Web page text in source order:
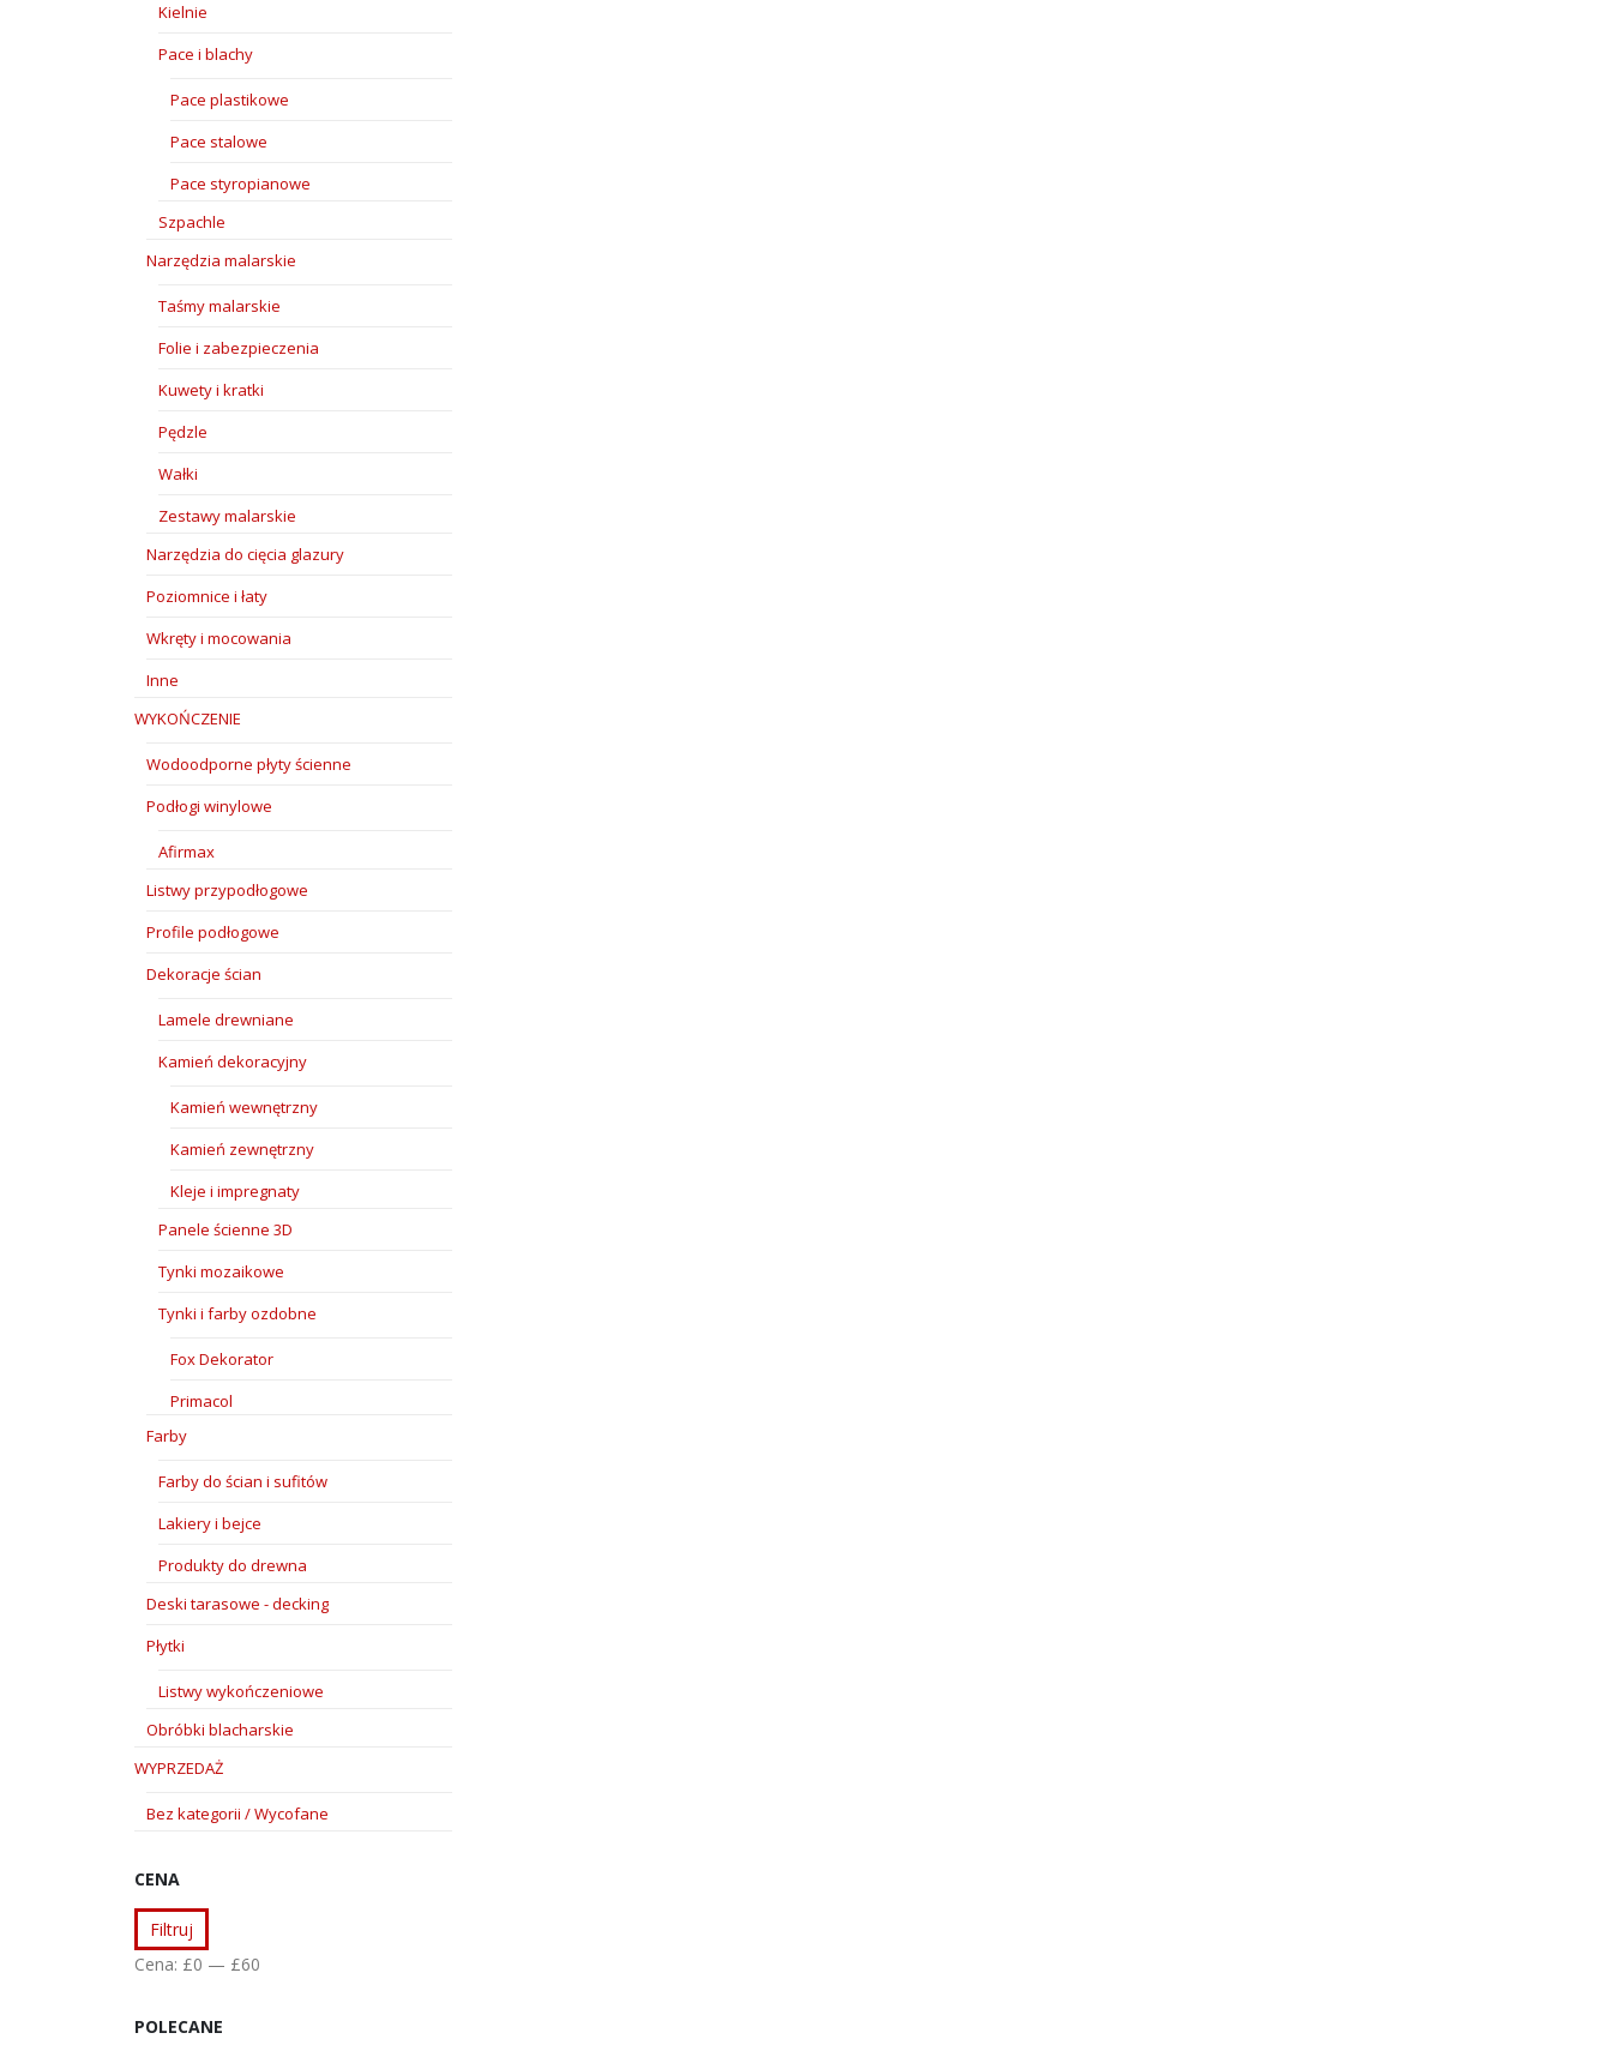
Kielnie
Pace i blachy
Pace plastikowe
Pace stalowe
Pace styropianowe
Szpachle
Narzędzia malarskie
Taśmy malarskie
Folie i zabezpieczenia
Kuwety i kratki
Pędzle
Wałki
Zestawy malarskie
Narzędzia do cięcia glazury
Poziomnice i łaty
Wkręty i mocowania
Inne
WYKOŃCZENIE
Wodoodporne płyty ścienne
Podłogi winylowe
Afirmax
Listwy przypodłogowe
Profile podłogowe
Dekoracje ścian
Lamele drewniane
Kamień dekoracyjny
Kamień wewnętrzny
Kamień zewnętrzny
Kleje i impregnaty
Panele ścienne 3D
Tynki mozaikowe
Tynki i farby ozdobne
Fox Dekorator
Primacol
Farby
Farby do ścian i sufitów
Lakiery i bejce
Produkty do drewna
Deski tarasowe - decking
Płytki
Listwy wykończeniowe
Obróbki blacharskie
WYPRZEDAŻ
Bez kategorii / Wycofane
CENA
Cena
min
Cena
max
Filtruj
Cena: £0 — £60
POLECANE